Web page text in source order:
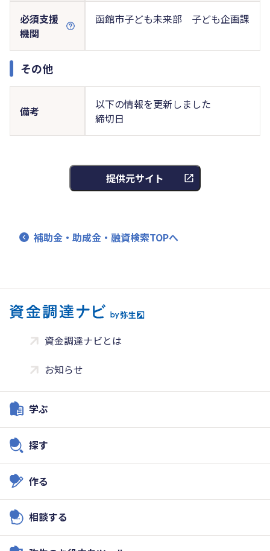
必須支援
機関
函館市子ども未来部 子ども企画課
その他
備考
以下の情報を更新しました
締切日
提供元サイト
補助金・助成金・融資検索TOPへ
資金調達ナビとは
お知らせ
学ぶ
探す
作る
相談する